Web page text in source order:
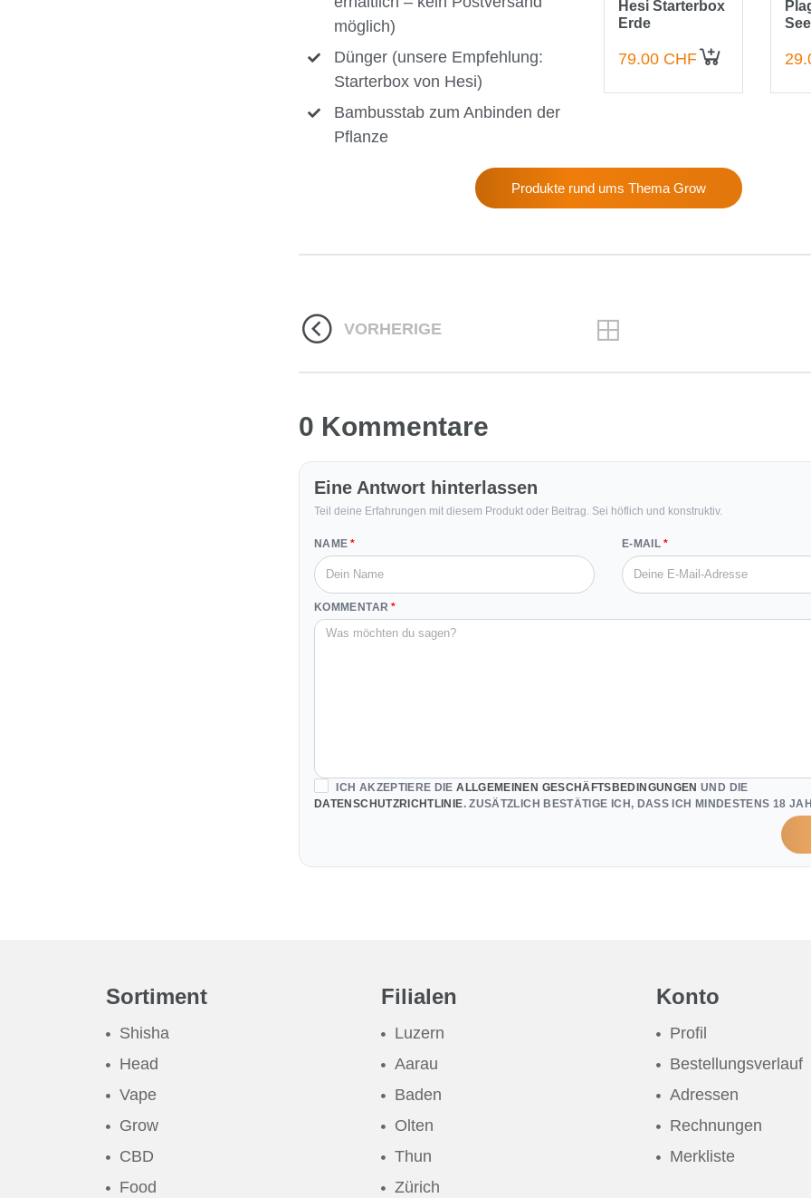
möglich)
Dünger (unsere Empfehlung:
Starterbox von Hesi)
Bambusstab zum Anbinden der
Pflanze
Hesi Starterbox
Erde
79.00 CHF
Produkte rund ums Thema Grow
VORHERIGE
0 Kommentare
Eine Antwort hinterlassen
Teil deine Erfahrungen mit diesem Produkt oder Beitrag. Sei höflich und konstruktiv.
NAME E-MAIL
KOMMENTAR
ICH AKZEPTIERE DIEALLGEMEINEN GESCHÄFTSBEDINGUNGEN UND DIE
DATENSCHUTZRICHTLINIE. ZUSÄTZLICH BESTÄTIGE ICH, DASS ICH MINDESTENS 18
Sortiment
Shisha
Head
Vape
Grow
CBD
Food
Filialen
Luzern
Aarau
Baden
Olten
Thun
Zürich
Konto
Profil
Bestellungsverlauf
Adressen
Rechnungen
Merkliste